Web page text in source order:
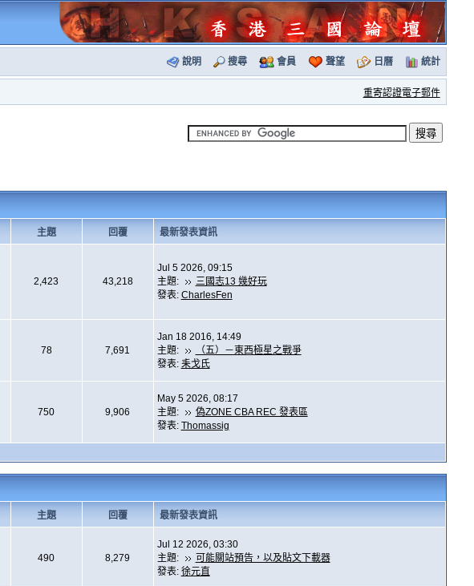
說明 搜尋 會員 聲望 日曆 統計
重寄認證電子郵件
主題 回覆 最新發表資訊
2,423 43,218
Jul 5 2026, 09:15
主題:
三國志13 幾好玩
發表: CharlesFen
78 7,691
Jan 18 2016, 14:49
主題:
（五）－東西極星之戰爭
發表: 耒戈氏
750 9,906
May 5 2026, 08:17
主題:
偽ZONE CBA REC 發表區
發表: Thomassig
主題 回覆 最新發表資訊
490 8,279
Jul 12 2026, 03:30
主題:
可能關站預告，以及貼文下載器
發表: 徐元直